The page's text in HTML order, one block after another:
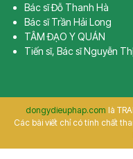
Bác sĩ Đỗ Thanh Hà
Bác sĩ Trần Hải Long
TÂM ĐẠO Y QUÁN
Tiến sĩ, Bác sĩ Nguyễn
dongydieuphap.com là
Các bài viết chỉ có tính chất